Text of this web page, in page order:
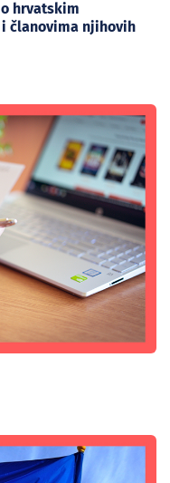
hrvatskim
članovima njihovih